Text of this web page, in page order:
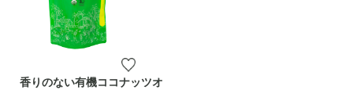
香りのない有機ココナッツオ